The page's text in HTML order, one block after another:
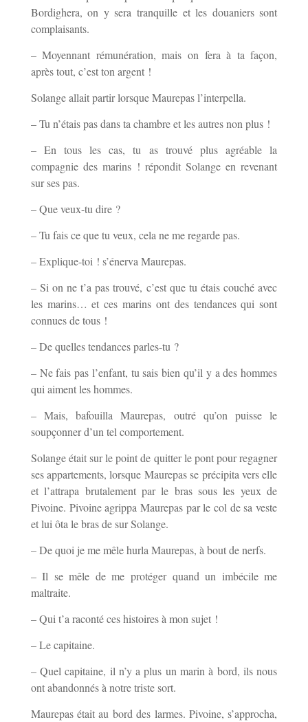
Bordighera, on y sera tranquille et les douaniers sont
complaisants.
– Moyennant rémunération, mais on fera à ta façon,
après tout, c’est ton argent !
Solange allait partir lorsque Maurepas l’interpella.
– Tu n’étais pas dans ta chambre et les autres non plus !
– En tous les cas, tu as trouvé plus agréable la
compagnie des marins ! répondit Solange en revenant
sur ses pas.
– Que veux-tu dire ?
– Tu fais ce que tu veux, cela ne me regarde pas.
– Explique-toi ! s’énerva Maurepas.
– Si on ne t’a pas trouvé, c’est que tu étais couché avec
les marins… et ces marins ont des tendances qui sont
connues de tous !
– De quelles tendances parles-tu ?
– Ne fais pas l’enfant, tu sais bien qu’il y a des hommes
qui aiment les hommes.
– Mais, bafouilla Maurepas, outré qu’on puisse le
soupçonner d’un tel comportement.
Solange était sur le point de quitter le pont pour regagner
ses appartements, lorsque Maurepas se précipita vers elle
et l’attrapa brutalement par le bras sous les yeux de
Pivoine. Pivoine agrippa Maurepas par le col de sa veste
et lui ôta le bras de sur Solange.
– De quoi je me mêle hurla Maurepas, à bout de nerfs.
– Il se mêle de me protéger quand un imbécile me
maltraite.
– Qui t’a raconté ces histoires à mon sujet !
– Le capitaine.
– Quel capitaine, il n’y a plus un marin à bord, ils nous
ont abandonnés à notre triste sort.
Maurepas était au bord des larmes. Pivoine, s’approcha,